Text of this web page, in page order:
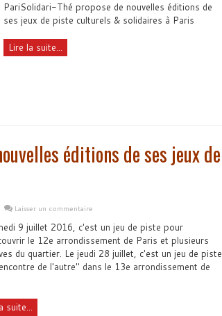
PariSolidari-Thé propose de nouvelles éditions de
ses jeux de piste culturels & solidaires à Paris
Lire la suite...
éditions de ses jeux de
Laisser un commentaire
9 juillet 2016, c'est un jeu de piste pour
le 12e arrondissement de Paris et plusieurs
du quartier. Le jeudi 28 juillet, c'est un jeu de piste
de l'autre" dans le 13e arrondissement de
suite...